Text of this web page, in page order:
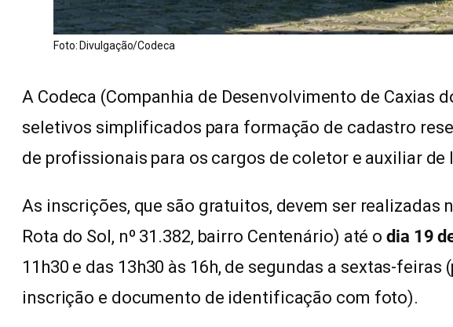
Foto: Divulgação/Codeca
A Codeca (Companhia de Desenvolvimento de Caxias
seletivos simplificados para formação de cadastro
de profissionais para os cargos de coletor e auxiliar de
As inscrições, que são gratuitos, devem ser realizadas
Rota do Sol, nº 31.382, bairro Centenário) até odia 19
11h30 e das 13h30 às 16h, de segundas a sextas-
inscrição e documento de identificação com foto).